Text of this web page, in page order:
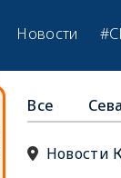
Новости
Все
Новости